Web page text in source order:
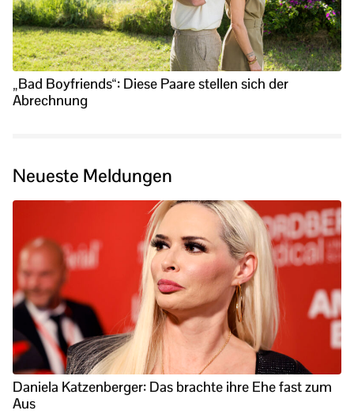
„Bad Boyfriends“: Diese Paare stellen sich der
Abrechnung
Neueste Meldungen
Daniela Katzenberger: Das brachte ihre Ehe fast zum
Aus